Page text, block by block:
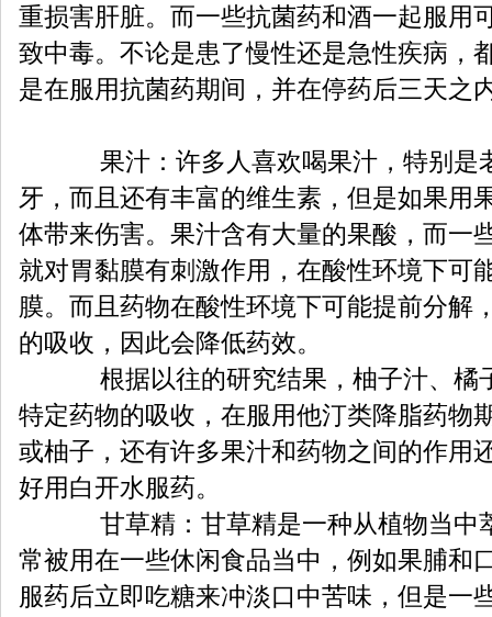
重损害肝脏。而一些抗菌药和酒一起服用
致中毒。不论是患了慢性还是急性疾病，
是在服用抗菌药期间，并在停药后三天之
果汁：许多人喜欢喝果汁，特别是
牙，而且还有丰富的维生素，但是如果用
体带来伤害。果汁含有大量的果酸，而一
就对胃黏膜有刺激作用，在酸性环境下可
膜。而且药物在酸性环境下可能提前分解
的吸收，因此会降低药效。
根据以往的研究结果，柚子汁、橘
特定药物的吸收，在服用他汀类降脂药物
或柚子，还有许多果汁和药物之间的作用
好用白开水服药。
甘草精：甘草精是一种从植物当中
常被用在一些休闲食品当中，例如果脯和
服药后立即吃糖来冲淡口中苦味，但是一